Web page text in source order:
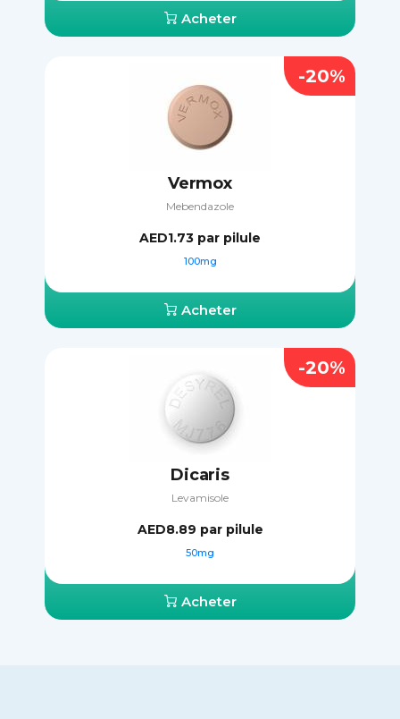
Acheter
Vermox
Mebendazole
AED1.73 par pilule
100mg
Acheter
-20%
Dicaris
Levamisole
AED8.89 par pilule
50mg
Acheter
-20%